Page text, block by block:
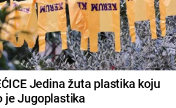
Jedina žuta plastika koju
je Jugoplastika